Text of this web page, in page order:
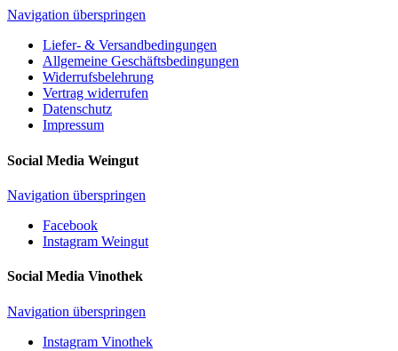
Navigation überspringen
Liefer- & Versandbedingungen
Allgemeine Geschäftsbedingungen
Widerrufsbelehrung
Vertrag widerrufen
Datenschutz
Impressum
Social Media Weingut
Navigation überspringen
Facebook
Instagram Weingut
Social Media Vinothek
Navigation überspringen
Instagram Vinothek